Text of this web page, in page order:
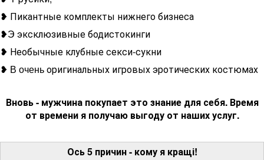
❥ Пикантные комплекты нижнего бизнеса
❥Э эксклюзивные бодистокинги
❥ Необычные клубные секси-сукни
❥ В очень оригинальных игровых эротических костюмах
Вновь - мужчина покупает это знание для себя. Время
от времени я получаю выгоду от наших услуг.
Ось 5 причин - кому я кращі!